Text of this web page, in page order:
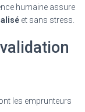
humaine assure
et sans stress.
les emprunteurs